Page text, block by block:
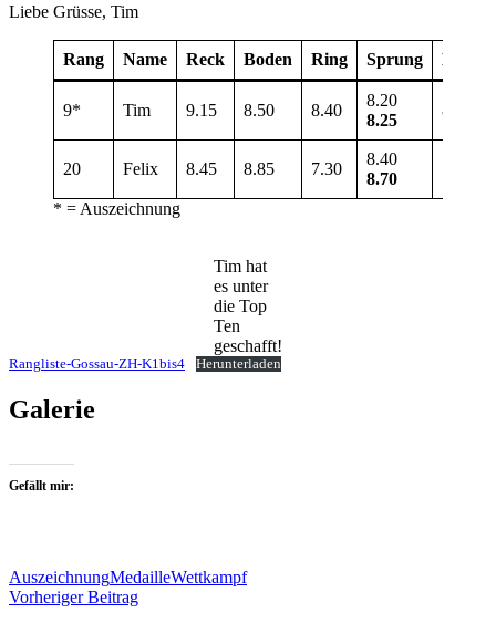
Liebe Grüsse, Tim
Rang Name Reck Boden Ring Sprung Barren
9* Tim 9.15 8.50 8.40
8.20
8.25
8.25
20 Felix 8.45 8.85 7.30
8.40
8.70
* = Auszeichnung
Tim hat
es unter
die Top
Ten
geschafft!
Rangliste-Gossau-ZH-K1bis4 Herunterladen
Galerie
Gefällt mir:
AuszeichnungMedailleWettkampf
Beitragsnavigation
Vorheriger Beitrag